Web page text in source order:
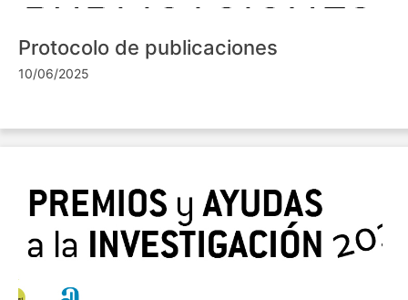
Protocolo de publicaciones
10/06/2025